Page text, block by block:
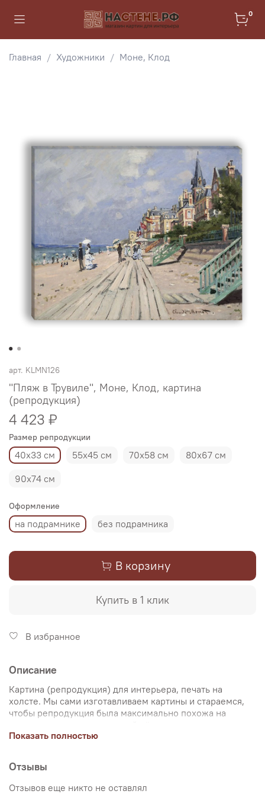
0
Главная Художники Моне, Клод
арт. KLMN126
"Пляж в Трувиле", Моне, Клод, картина
(репродукция)
4 423 ₽
Размер репродукции
40х33 см 55х45 см 70х58 см
80х67 см
90х74 см
Оформление
на подрамнике без подрамника
В корзину
Купить в 1 клик
В избранное
Описание
Картина (репродукция) для интерьера, печать на
холсте. Мы сами изготавливаем картины и стараемся,
чтобы репродукция была максимально похожа на
Именно поэтому, мы уделяем особое внимание
печати используются художественный хлопковый холст
и экологические чернила. Репродукцию можно купить
на подрамнике (деревянный подрамник, галерейная
Показать полностью
Отзывы
Отзывов еще никто не оставлял